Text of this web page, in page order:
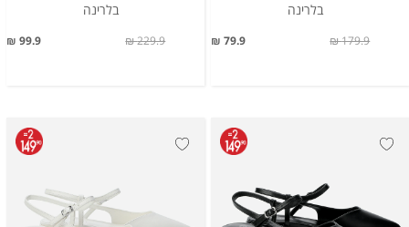
בלרינה
79.9 ₪ 179.9 ₪
בלרינה
99.9 ₪ 229.9 ₪